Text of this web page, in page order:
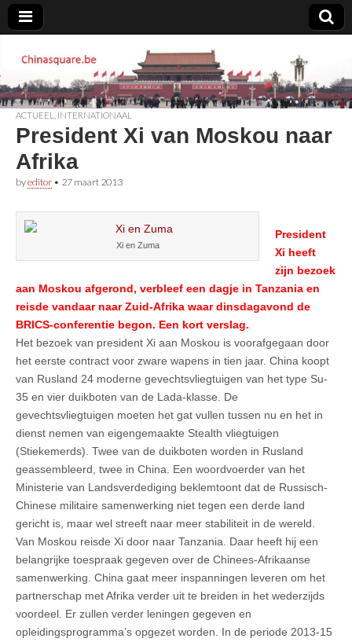
Chinasquare.be
ACTUEEL INTERNATIONAAL
President Xi van Moskou naar
Afrika
byeditor • 27 maart 2013
Xi en Zuma
President
Xi heeft
zijn bezoek
aan Moskou afgerond, verbleef een dagje in Tanzania en
reisde vandaar naar Zuid-Afrika waar dinsdagavond de
BRICS-conferentie begon. Een kort verslag.
Het bezoek van president Xi aan Moskou is voorafgegaan door
het eerste contract voor zware wapens in tien jaar. China koopt
van Rusland 24 moderne gevechtsvliegtuigen van het type Su-
35 en vier duikboten van de Lada-klasse. De
gevechtsvliegtuigen moeten het gat vullen tussen nu en het in
dienst nemen van eigengemaakte Stealth vliegtuigen
(Stiekemerds). Twee van de duikboten worden in Rusland
geassembleerd, twee in China. Een woordvoerder van het
Ministerie van Landsverdediging beklemtoont dat de Russisch-
Chinese militaire samenwerking niet tegen een derde land
gericht is, maar wel streeft naar meer stabiliteit in de wereld.
Van Moskou reisde Xi door naar Tanzania. Daar heeft hij een
belangrijke toespraak gegeven over de Chinees-Afrikaanse
samenwerking. China gaat meer inspanningen leveren om het
partnerschap met Afrika verder uit te breiden in het wederzijds
voordeel. Er zullen verder leningen gegeven en
opleidingsprogramma’s opgezet worden. In de periode 2013-15